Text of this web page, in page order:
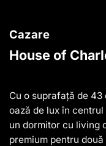
Cazare
House of
Cu o suprafață de
oază de lux în
un dormitor cu living
premium pentru